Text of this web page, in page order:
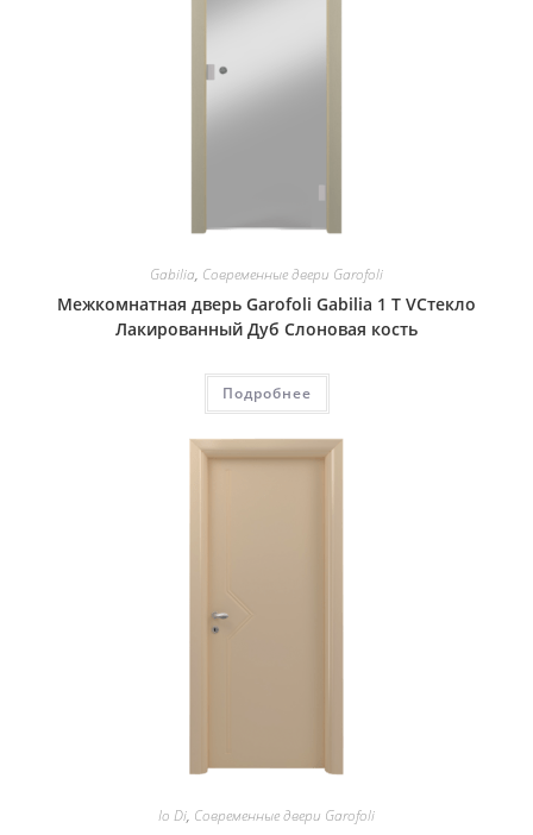
Gabilia, Современные двери Garofoli
Межкомнатная дверь Garofoli Gabilia 1 T VСтекло
Лакированный Дуб Слоновая кость
Подробнее
Io Di, Современные двери Garofoli